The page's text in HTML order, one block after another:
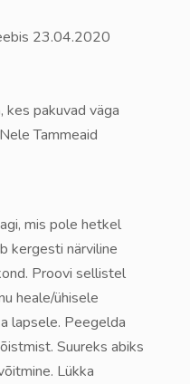
23.04.2020
kes pakuvad väga
Tammeaid
mis pole hetkel
kergesti närviline
Proovi sellistel
heale/ühisele
lapsele. Peegelda
Suureks abiks
Lükka